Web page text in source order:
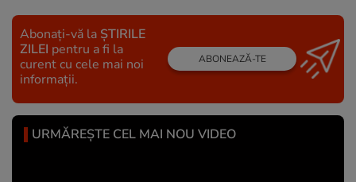
Abonați-vă la ȘTIRILE
ZILEI pentru a fi la
curent cu cele mai noi
informații.
ABONEAZĂ-TE
URMĂREȘTE CEL MAI NOU VIDEO